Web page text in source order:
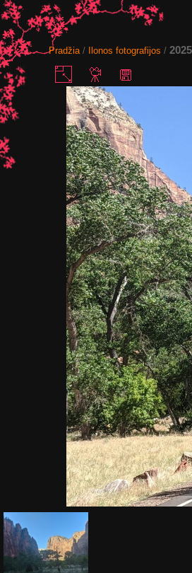
Pradžia/ Ilonos fotografijos /